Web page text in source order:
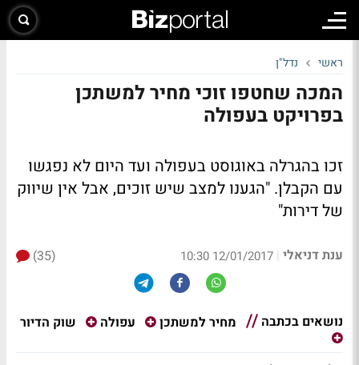
ראשי נדל"ן
המכה שחטפו זוכי מחיר למשתכן
בפרויקט בעפולה
זכו בהגרלה באוגוסט בעפולה ועד היום לא נפגשו
עם הקבלן. "הגענו למצב שיש זוכים, אבל אין שיווק
של דירות"
ענת דניאלי |
12/01/2017 10:30
(35)
נושאים בכתבה מחיר למשתכן עפולה שוק הדיור